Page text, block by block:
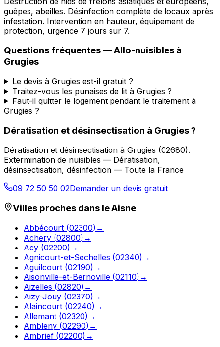
guêpes, abeilles. Désinfection complète de locaux après
infestation. Intervention en hauteur, équipement de
protection, urgence 7 jours sur 7.
Questions fréquentes —Allo-nuisibles à
Grugies
Le devis à Grugies est-il gratuit ?
Traitez-vous les punaises de lit à Grugies ?
Faut-il quitter le logement pendant le traitement à
Grugies ?
Dératisation et désinsectisation à Grugies?
Dératisation et désinsectisation à Grugies (02680).
Extermination de nuisibles — Dératisation,
désinsectisation, désinfection — Toute la France
09 72 50 50 02Demander un devis gratuit
Villes proches dans leAisne
Abbécourt (02300) →
Achery (02800) →
Acy (02200) →
Agnicourt-et-Séchelles (02340) →
Aguilcourt (02190) →
Aisonville-et-Bernoville (02110) →
Aizelles (02820) →
Aizy-Jouy (02370) →
Alaincourt (02240) →
Allemant (02320) →
Ambleny (02290) →
Ambrief (02200) →